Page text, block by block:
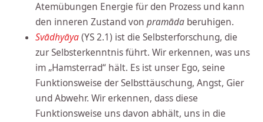
Atemübungen Energie für den Prozess und kann
den inneren Zustand von pramāda beruhigen.
Svādhyāya(YS 2.1) ist die Selbsterforschung, die
zur Selbsterkenntnis führt. Wir erkennen, was uns
im „Hamsterrad“ hält. Es ist unser Ego, seine
Funktionsweise der Selbsttäuschung, Angst, Gier
und Abwehr. Wir erkennen, dass diese
Funktionsweise uns davon abhält, uns in die